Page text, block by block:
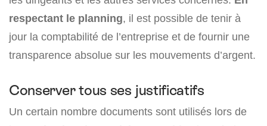
respectant le planning, il est possible de tenir à
jour la comptabilité de l’entreprise et de fournir une
transparence absolue sur les mouvements d’argent.
Conserver tous ses justificatifs
Un certain nombre documents sont utilisés lors de